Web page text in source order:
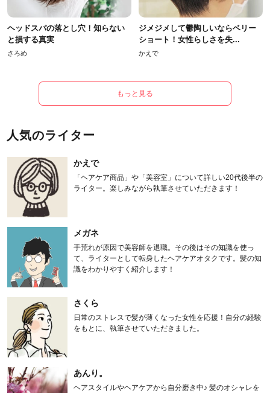
ヘッドスパの落とし穴！知らない
と損する真実
さろめ
ジメジメして鬱陶しいならベリー
ショート！女性らしさを失...
かえで
もっと見る
人気のライター
かえで
「ヘアケア商品」や「美容室」について詳しい20代後半の
ライター。楽しみながら執筆させていただきます！
メガネ
手荒れが原因で美容師を退職。その後はその知識を使っ
て、ライターとして転身したヘアケアオタクです。髪の知
識をわかりやすく紹介します！
さくら
日常のストレスで髪が薄くなった女性を応援！自分の経験
をもとに、執筆させていただきました。
あんり。
ヘアスタイルやヘアケアから自分磨き中♪ 髪のオシャレを